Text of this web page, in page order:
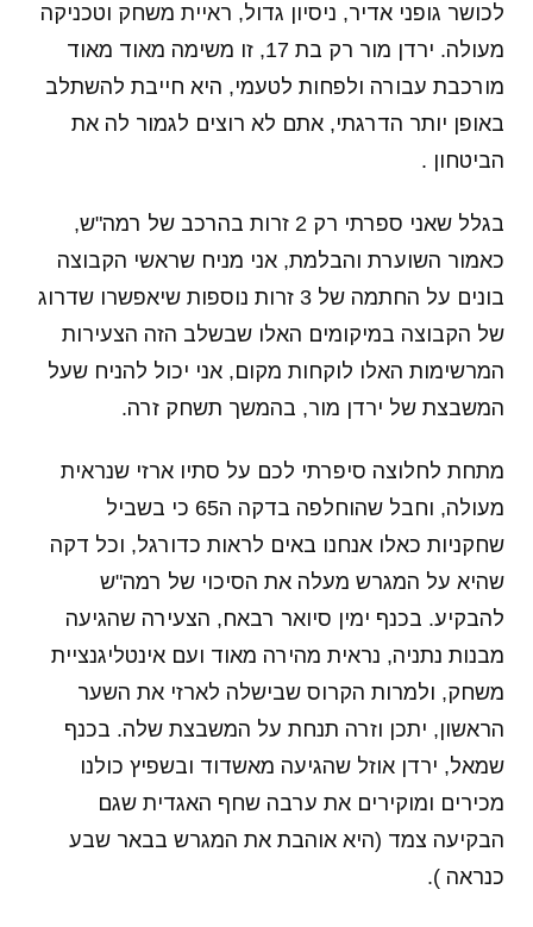
לכושר גופני אדיר, ניסיון גדול, ראיית משחק וטכניקה
מעולה. ירדן מור רק בת 17, זו משימה מאוד מאוד
מורכבת עבורה ולפחות לטעמי, היא חייבת להשתלב
באופן יותר הדרגתי, אתם לא רוצים לגמור לה את
הביטחון .
בגלל שאני ספרתי רק 2 זרות בהרכב של רמה"ש,
כאמור השוערת והבלמת, אני מניח שראשי הקבוצה
בונים על החתמה של 3 זרות נוספות שיאפשרו שדרוג
של הקבוצה במיקומים האלו שבשלב הזה הצעירות
המרשימות האלו לוקחות מקום, אני יכול להניח שעל
המשבצת של ירדן מור, בהמשך תשחק זרה.
מתחת לחלוצה סיפרתי לכם על סתיו ארזי שנראית
מעולה, וחבל שהוחלפה בדקה ה65 כי בשביל
שחקניות כאלו אנחנו באים לראות כדורגל, וכל דקה
שהיא על המגרש מעלה את הסיכוי של רמה"ש
להבקיע. בכנף ימין סיואר רבאח, הצעירה שהגיעה
מבנות נתניה, נראית מהירה מאוד ועם אינטליגנציית
משחק, ולמרות הקרוס שבישלה לארזי את השער
הראשון, יתכן וזרה תנחת על המשבצת שלה. בכנף
שמאל, ירדן אוזל שהגיעה מאשדוד ובשפיץ כולנו
מכירים ומוקירים את ערבה שחף האגדית שגם
הבקיעה צמד (היא אוהבת את המגרש בבאר שבע
כנראה ).